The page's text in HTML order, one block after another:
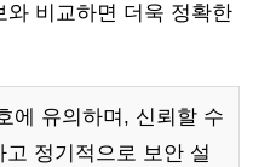
비교하면 더욱 정확한
에 유의하며, 신뢰할 수
정기적으로 보안 설